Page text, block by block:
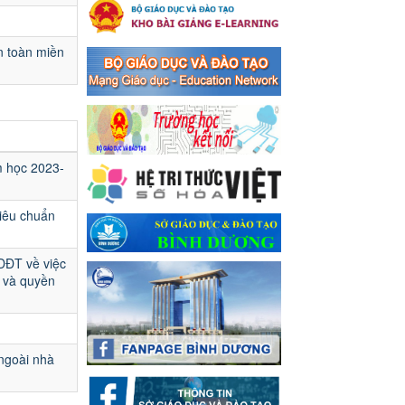
toàn miền
học 2023-
chuẩn
về việc
quyền
nhà
Ngày ban hành: 16/05/2024
Thông báo về việc treo
Quốc kỳ và nghỉ lễ kỉ niệm
49 năm ngày Giải phóng
hoàn toàn miền năm -
thống nhất đất nước
(30/4/1975-30/4/2024) và
Quốc tế lao động 01/5
Thông báo về việc treo Quốc
kỳ và nghỉ lễ kỉ niệm 49 năm
ngày Giải phóng hoàn toàn
miền năm - thống nhất đất
nước (30/4/1975-30/4/2024)
và Quốc tế lao động 01/5
Ngày ban hành: 24/04/2024
Kế hoạch phổ biến. giáo
dục pháp luật năm 2024 của
ngành Giáo dục và Đào tạo
thị xã Bến Cát
Kế hoạch phổ biến. giáo dục